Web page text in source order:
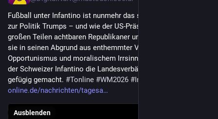
Fußball unter Infantino ist nunmehr das sportliche Äquivalent
zur Politik Trumps – und wie der US-Präsident sich die einst in
großen Teilen achtbaren Republikaner untertan gemacht und
sie in seinen Abgrund aus enthemmter Verachtung,
Opportunismus und moralischem Irrsinn gezogen hat, so hat
der Schweizer Infantino die Landesverbände dieser Welt
gefügig gemacht. #Tonline #WM2026 #Infantino
online.de/nachrichten/tagesa
Ausblenden